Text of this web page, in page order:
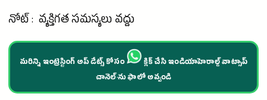
నోట్ : వ్య‌క్తిగ‌త స‌మ‌స్య‌లు వ‌ద్దు
మరిన్ని ఇంట్రెస్టింగ్ అప్ డేట్స్ కోసం
క్లిక్ చేసి ఇండియాహెరాల్డ్ వాట్సాప్
చానెల్·ను ఫాలో అవ్వండి